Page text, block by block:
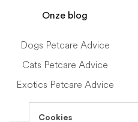
Cookies
Onze blog
Dogs Petcare Advice
Cats Petcare Advice
Exotics Petcare Advice